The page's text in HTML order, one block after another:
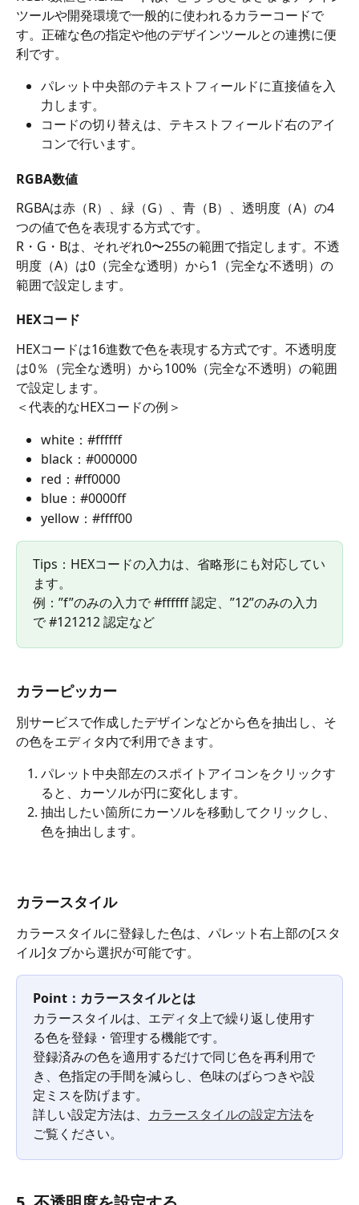
ツールや開発環境で一般的に使われるカラーコードで
す。正確な色の指定や他のデザインツールとの連携に便
利です。
パレット中央部のテキストフィールドに直接値を入
力します。
コードの切り替えは、テキストフィールド右のアイ
コンで行います。
RGBA数値
RGBAは赤（R）、緑（G）、青（B）、透明度（A）の4
つの値で色を表現する方式です。
R・G・Bは、それぞれ0〜255の範囲で指定します。不透
明度（A）は0（完全な透明）から1（完全な不透明）の
範囲で設定します。
HEXコード
HEXコードは16進数で色を表現する方式です。不透明度
は0％（完全な透明）から100%（完全な不透明）の範囲
で設定します。
＜代表的なHEXコードの例＞
white：#ffffff
black：#000000
red：#ff0000
blue：#0000ff
yellow：#ffff00
Tips：HEXコードの入力は、省略形にも対応してい
ます。
例：”f”のみの入力で #ffffff 認定、”12”のみの入力
で #121212 認定など
カラーピッカー
別サービスで作成したデザインなどから色を抽出し、そ
の色をエディタ内で利用できます。
パレット中央部左のスポイトアイコンをクリックす
ると、カーソルが円に変化します。
抽出したい箇所にカーソルを移動してクリックし、
色を抽出します。
カラースタイル
カラースタイルに登録した色は、パレット右上部の[スタ
イル]タブから選択が可能です。
Point：カラースタイルとは
カラースタイルは、エディタ上で繰り返し使用す
る色を登録・管理する機能です。
登録済みの色を適用するだけで同じ色を再利用で
き、色指定の手間を減らし、色味のばらつきや設
定ミスを防げます。
詳しい設定方法は、 カラースタイルの設定方法を
ご覧ください。